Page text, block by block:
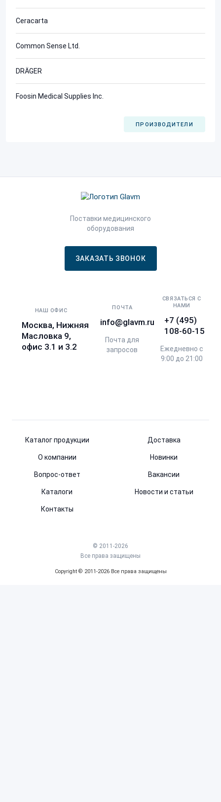
Ceracarta
Common Sense Ltd.
DRÄGER
Foosin Medical Supplies Inc.
ПРОИЗВОДИТЕЛИ
Поставки медицинского
оборудования
ЗАКАЗАТЬ ЗВОНОК
НАШ ОФИС
Москва, Нижняя
Масловка 9,
офис 3.1 и 3.2
ПОЧТА
info@glavm.ru
Почта для
запросов
СВЯЗАТЬСЯ С
НАМИ
+7 (495)
108-60-15
Ежедневно с
9:00 до 21:00
Каталог продукции Доставка
О компании Новинки
Вопрос-ответ Вакансии
Каталоги Новости и статьи
Контакты
© 2011-2026
Все права защищены
Copyright © 2011-2026 Все права защищены